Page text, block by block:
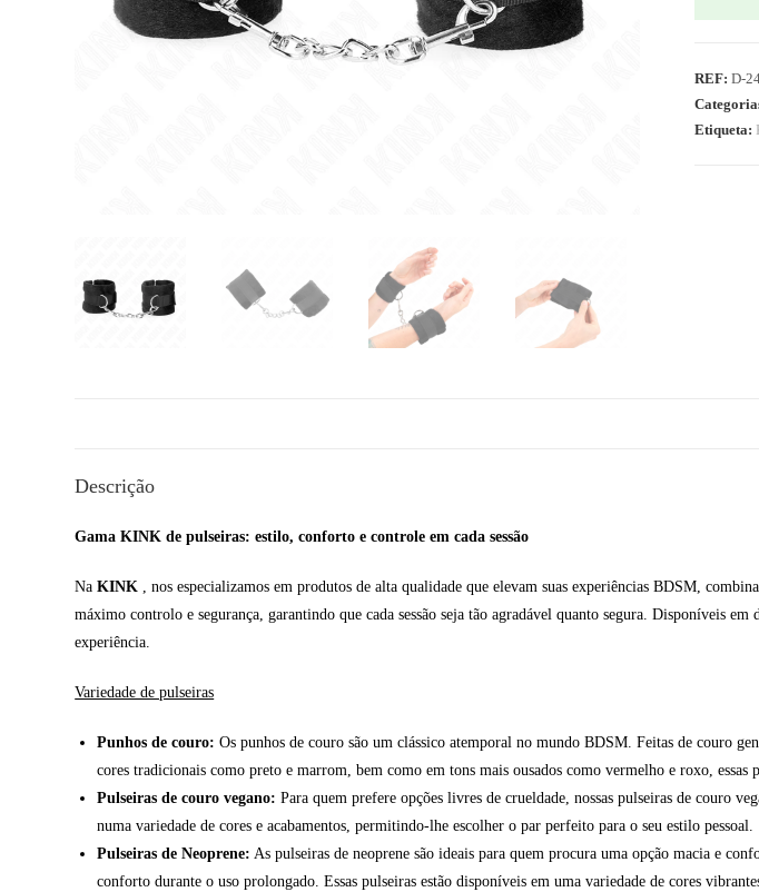
REF: D-
Etiqueta:
Descrição
Gama KINK de pulseiras: estilo, conforto e controle em cada sessão
NaKINK , nos especializamos em produtos de alta qualidade que elevam suas experiências BDSM,
máximo controlo e segurança, garantindo que cada sessão seja tão agradável quanto segura. Disponíveis
experiência.
Variedade de pulseiras
Punhos de couro: Os punhos de couro são um clássico atemporal no mundo BDSM. Feitas de couro
cores tradicionais como preto e marrom, bem como em tons mais ousados como vermelho e roxo, essas
Pulseiras de couro vegano: Para quem prefere opções livres de crueldade, nossas pulseiras de couro
numa variedade de cores e acabamentos, permitindo-lhe escolher o par perfeito para o seu estilo pessoal.
Pulseiras de Neoprene: As pulseiras de neoprene são ideais para quem procura uma opção macia e
conforto durante o uso prolongado. Essas pulseiras estão disponíveis em uma variedade de cores